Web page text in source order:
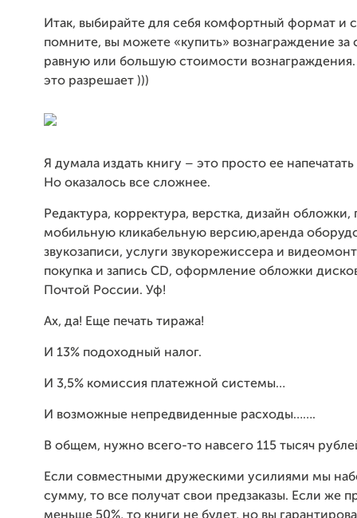
Итак, выбирайте для себя комфортный формат и
помните, вы можете «купить» вознаграждение за
равную или большую стоимости
это разрешает )))
Я думала издать книгу – это просто ее
Но оказалось все сложнее.
Редактура, корректура, верстка, дизайн обложки,
мобильную кликабельную версию,аренда
звукозаписи, услуги звукорежиссера и
покупка и запись CD, оформление обложки
Почтой России. Уф!
Ах, да! Еще печать тиража!
И 13% подоходный налог.
И 3,5% комиссия платежной системы…
И возможные непредвиденные расходы…….
В общем, нужно всего-то навсего 115 тысяч
Если совместными дружескими усилиями мы
сумму, то все получат свои предзаказы. Если же